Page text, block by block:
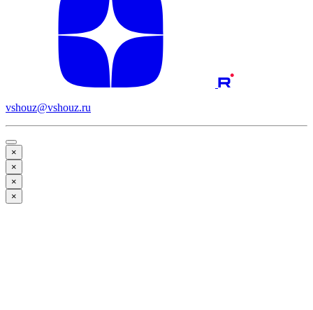
vshouz@vshouz.ru
×
×
×
×